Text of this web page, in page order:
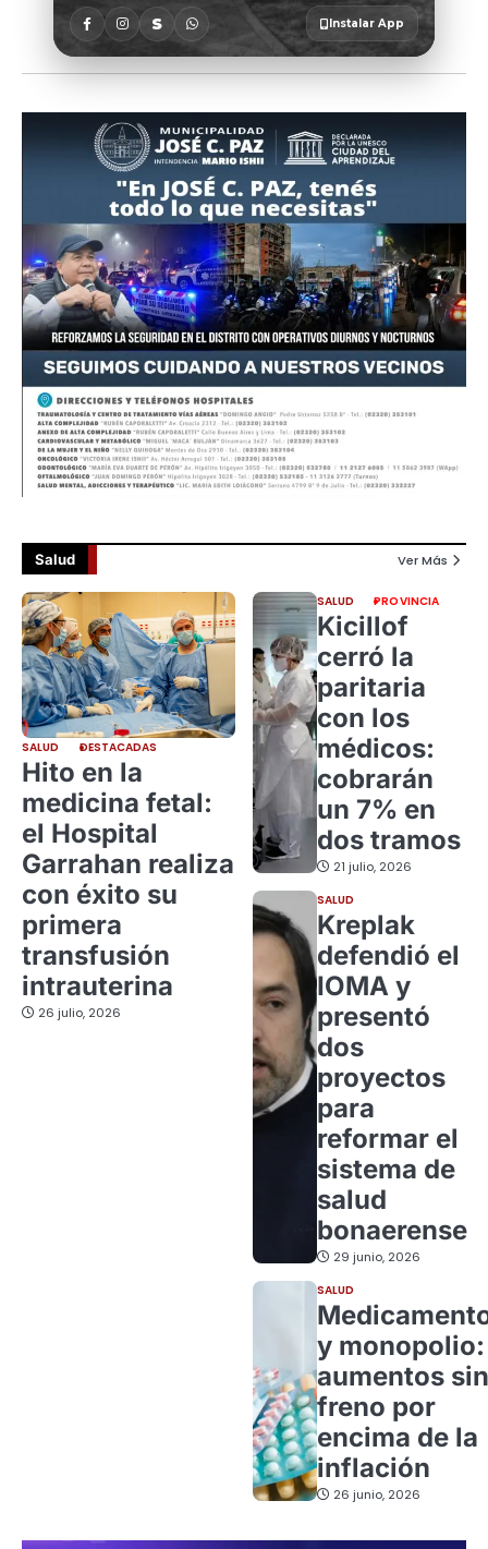
Salud Ver Más
SALUD DESTACADAS
Hito en la
medicina fetal:
el Hospital
Garrahan realiza
con éxito su
primera
transfusión
intrauterina
26 julio, 2026
SALUD PROVINCIA
Kicillof
cerró la
paritaria
con los
médicos:
cobrarán
un 7% en
dos tramos
21 julio, 2026
SALUD
Kreplak
defendió el
IOMA y
presentó
dos
proyectos
para
reformar el
sistema de
salud
bonaerense
29 junio, 2026
SALUD
y monopolio:
aumentos sin
freno por
encima de la
inflación
26 junio, 2026